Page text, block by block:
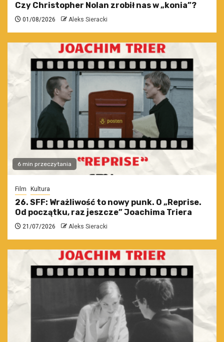
Czy Christopher Nolan zrobił nas w „konia”?
01/08/2026 Aleks Sieracki
6 min przeczytania
Film Kultura
26. SFF: Wrażliwość to nowy punk. O „Reprise.
Od początku, raz jeszcze” Joachima Triera
21/07/2026 Aleks Sieracki